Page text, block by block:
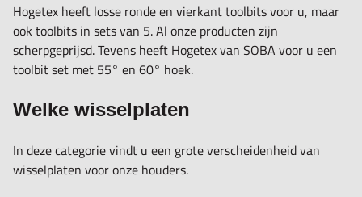
Hogetex heeft losse ronde en vierkant toolbits voor u, maar
ook toolbits in sets van 5. Al onze producten zijn
scherpgeprijsd. Tevens heeft Hogetex van SOBA voor u een
toolbit set met 55° en 60° hoek.
Welke wisselplaten
In deze categorie vindt u een grote verscheidenheid van
wisselplaten voor onze houders.